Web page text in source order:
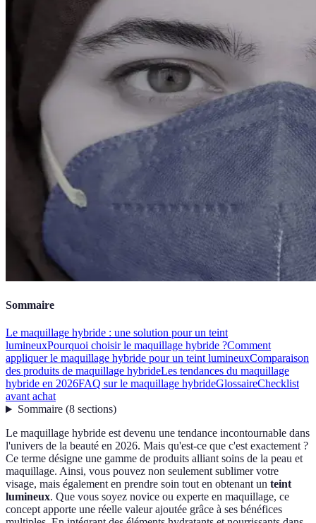
Sommaire
Le maquillage hybride : une solution pour un teint
lumineuxPourquoi choisir le maquillage hybride ?Comment
appliquer le maquillage hybride pour un teint lumineuxComparaison
des produits de maquillage hybrideLes tendances du maquillage
hybride en 2026FAQ sur le maquillage hybrideGlossaireChecklist
avant achat
Sommaire(8 sections)
Le maquillage hybride est devenu une tendance incontournable dans
l'univers de la beauté en 2026. Mais qu'est-ce que c'est exactement ?
Ce terme désigne une gamme de produits alliant soins de la peau et
maquillage. Ainsi, vous pouvez non seulement sublimer votre
visage, mais également en prendre soin tout en obtenant un teint
lumineux. Que vous soyez novice ou experte en maquillage, ce
concept apporte une réelle valeur ajoutée grâce à ses bénéfices